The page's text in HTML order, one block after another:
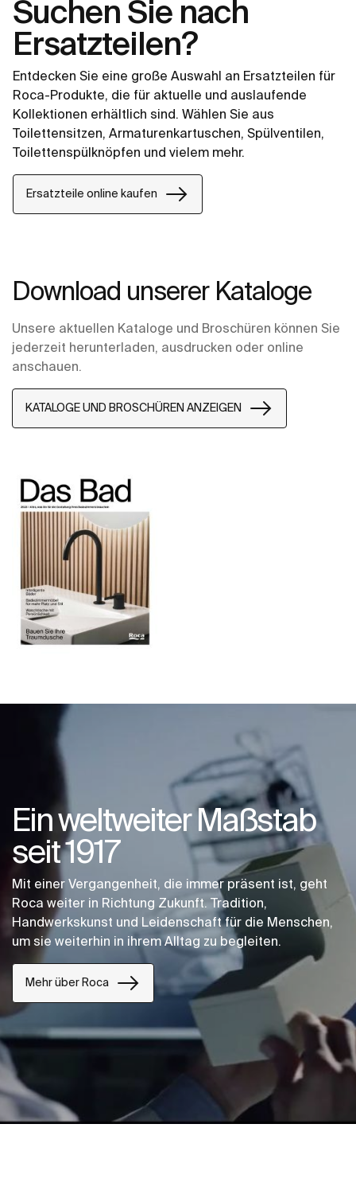
Suchen Sie nach
Ersatzteilen?
Entdecken Sie eine große Auswahl an Ersatzteilen für
Roca-Produkte, die für aktuelle und auslaufende
Kollektionen erhältlich sind. Wählen Sie aus
Toilettensitzen, Armaturenkartuschen, Spülventilen,
Toilettenspülknöpfen und vielem mehr.
Ersatzteile online kaufen
Download unserer Kataloge
Unsere aktuellen Kataloge und Broschüren können Sie
jederzeit herunterladen, ausdrucken oder online
anschauen.
KATALOGE UND BROSCHÜREN ANZEIGEN
Ein weltweiter Maßstab
seit 1917
Mit einer Vergangenheit, die immer präsent ist, geht
Roca weiter in Richtung Zukunft. Tradition,
Handwerkskunst und Leidenschaft für die Menschen,
um sie weiterhin in ihrem Alltag zu begleiten.
Mehr über Roca